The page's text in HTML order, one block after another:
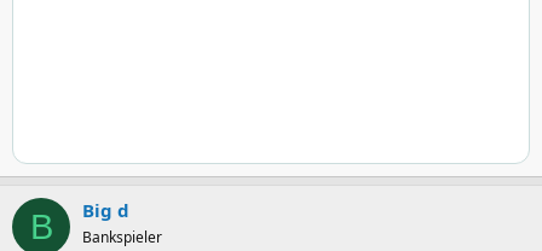
B Big d
Bankspieler